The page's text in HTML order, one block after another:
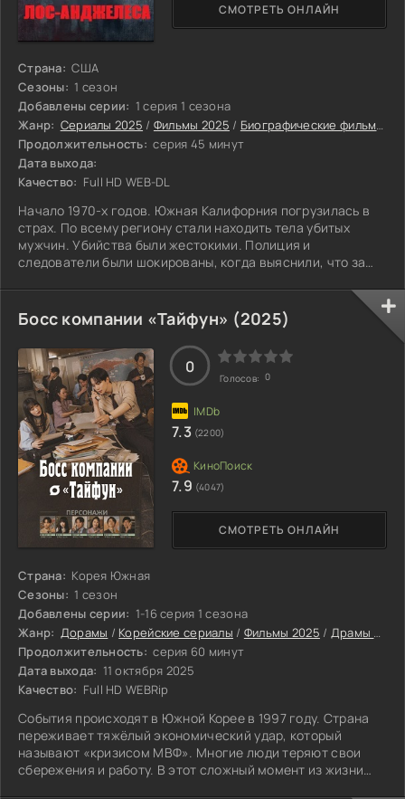
Страна: США
Сезоны: 1 сезон
Добавлены серии: 1 серия 1 сезона
Жанр: Сериалы 2025 / Фильмы 2025 / Биографические фильмы 2025
Продолжительность: серия 45 минут
Дата выхода:
Качество: Full HD WEB-DL
Начало 1970-х годов. Южная Калифорния погрузилась в
страх. По всему региону стали находить тела убитых
мужчин. Убийства были жестокими. Полиция и
следователи были шокированы, когда выяснили, что за
целых три разных человека. Три одиноких преступника,
чьи пути пересекались в одном ужасном деле. Поиск их
становился всё более напряженным. Каждый новый
найденный труп лишь усиливал чувство тревоги у
жителей и ставил правоохранительные органы
СМОТРЕТЬ ОНЛАЙН
Босс компании «Тайфун» (2025)
Страна: Корея Южная
Сезоны: 1 сезон
Добавлены серии: 1-16 серия 1 сезона
Жанр: Дорамы / Корейские сериалы / Фильмы 2025 / Драмы 2025
Продолжительность: серия 60 минут
Дата выхода: 11 октября 2025
Качество: Full HD WEBRip
События происходят в Южной Корее в 1997 году. Страна
переживает тяжёлый экономический удар, который
называют «кризисом МВФ». Многие люди теряют свои
сбережения и работу. В этот сложный момент из жизни
СМОТРЕТЬ ОНЛАЙН
0
Голосов: 0
7.3 (2200)
7.9 (4047)